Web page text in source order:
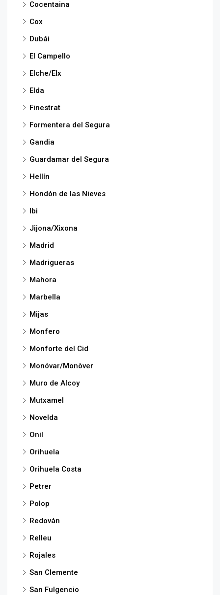
Cocentaina
Cox
Dubái
El Campello
Elche/Elx
Elda
Finestrat
Formentera del Segura
Gandia
Guardamar del Segura
Hellín
Hondón de las Nieves
Ibi
Jijona/Xixona
Madrid
Madrigueras
Mahora
Marbella
Mijas
Monfero
Monforte del Cid
Monóvar/Monòver
Muro de Alcoy
Mutxamel
Novelda
Onil
Orihuela
Orihuela Costa
Petrer
Polop
Redován
Relleu
Rojales
San Clemente
San Fulgencio